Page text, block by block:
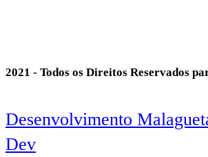
2021 - Todos os Direitos Reservados
Desenvolvimento
Dev